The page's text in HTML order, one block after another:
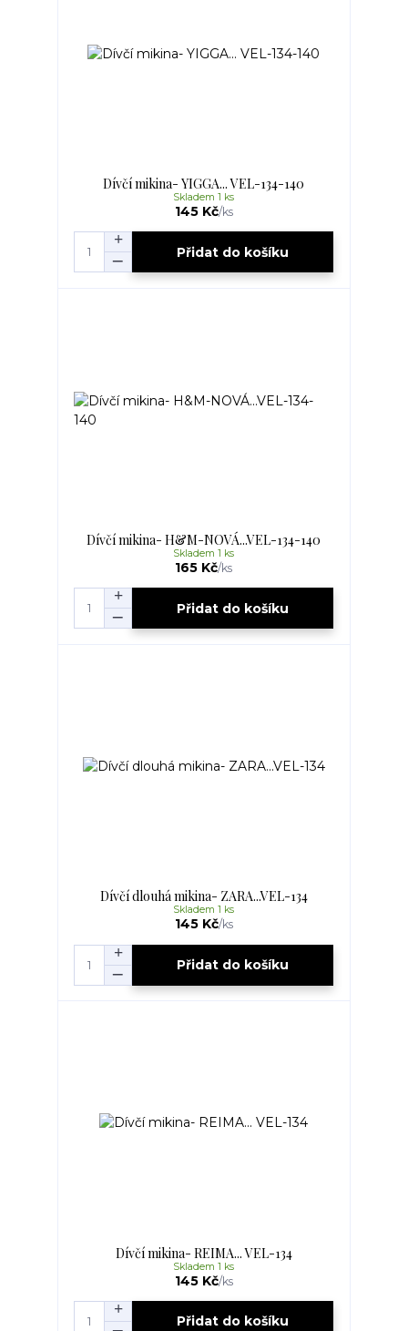
Dívčí mikina- YIGGA... VEL-134-140
145 Kč/ks
Skladem 1 ks
Přidat do košíku
Dívčí mikina- H&M-NOVÁ...VEL-134-140
165 Kč/ks
Skladem 1 ks
Přidat do košíku
Dívčí dlouhá mikina- ZARA...VEL-134
145 Kč/ks
Skladem 1 ks
Přidat do košíku
Dívčí mikina- REIMA... VEL-134
145 Kč/ks
Skladem 1 ks
Přidat do košíku